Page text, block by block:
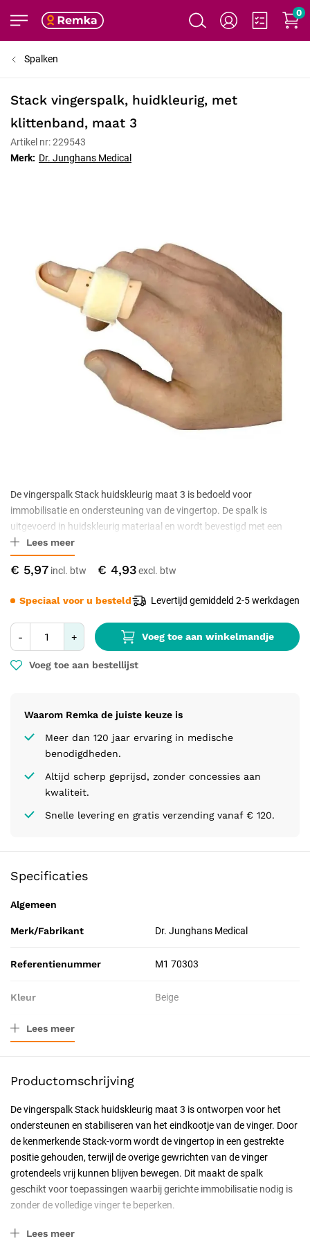
0
Spalken
Stack vingerspalk, huidkleurig, met
klittenband, maat 3
Artikel nr: 229543
Merk: Dr. Junghans Medical
€ 5,97 € 4,93
- + Voeg toe aan winkelmandje
Voeg toe aan bestellijst
Waarom Remka de juiste keuze is
Meer dan 120 jaar ervaring in medische
benodigdheden.
Altijd scherp geprijsd, zonder concessies aan
kwaliteit.
Snelle levering en gratis verzending vanaf € 120.
Speciaal voor u besteld Levertijd gemiddeld 2-5 werkdagen
De vingerspalk Stack huidskleurig maat 3 is bedoeld voor
immobilisatie en ondersteuning van de vingertop. De spalk is
uitgevoerd in huidskleurig materiaal en wordt bevestigd met een
bijpassende klittenbandsluiting. Maat 3 heeft een diameter van 2,2
cm en een lengte van 6,0 cm en is geschikt voor middelgrote
vingers. Geleverd per stuk.
Lees meer
Specificaties
Algemeen
Merk/Fabrikant Dr. Junghans Medical
Referentienummer M1 70303
Kleur Beige
Materiaal
Resorbeerbaar (hechtdraad) Nee
Geschiktheid
Herbruikbaar, Particulier,
Latexvrij, Waterdicht
Lees meer
Productomschrijving
De vingerspalk Stack huidskleurig maat 3 is ontworpen voor het
ondersteunen en stabiliseren van het eindkootje van de vinger. Door
de kenmerkende Stack-vorm wordt de vingertop in een gestrekte
positie gehouden, terwijl de overige gewrichten van de vinger
grotendeels vrij kunnen blijven bewegen. Dit maakt de spalk
geschikt voor toepassingen waarbij gerichte immobilisatie nodig is
zonder de volledige vinger te beperken.
Belangrijkste kenmerken
Lees meer